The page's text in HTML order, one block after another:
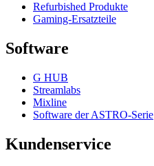
Refurbished Produkte
Gaming-Ersatzteile
Software
G HUB
Streamlabs
Mixline
Software der ASTRO-Serie
Kundenservice